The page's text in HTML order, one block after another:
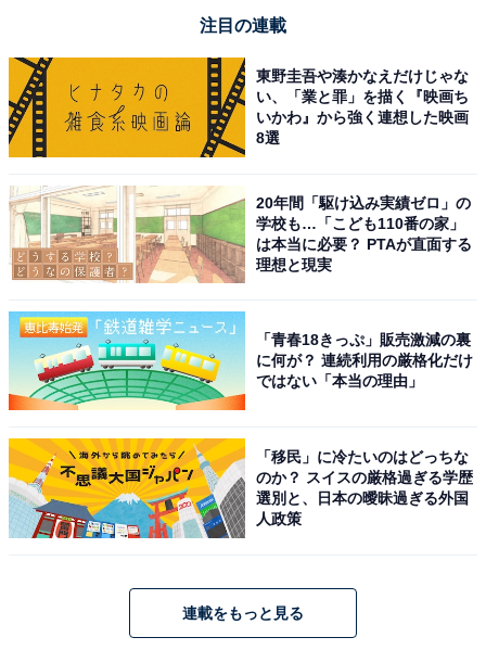
ラインアップ
全5種
・ハローキティ
・マイメロディ
・マロンクリーム
・リトルツインスターズ（キキ）
・リトルツインスターズ（ララ）
Amazonで見る
注目の連載
東野圭吾や湊かなえだけじゃな
い、「業と罪」を描く『映画ち
いかわ』から強く連想した映画
8選
20年間「駆け込み実績ゼロ」の
学校も…「こども110番の家」
は本当に必要？ PTAが直面する
理想と現実
「青春18きっぷ」販売激減の裏
に何が？ 連続利用の厳格化だけ
ではない「本当の理由」
「移民」に冷たいのはどっちな
のか？ スイスの厳格過ぎる学歴
選別と、日本の曖昧過ぎる外国
人政策
連載をもっと見る